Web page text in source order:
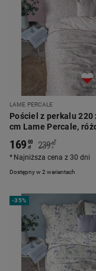
LAME PERCALE
Pościel z perkalu 220
cm Lame Percale,
Dostępny w 2 wariantach
169 00
zł 239 00
zł
*
Najniższa cena z 30 dni
-35%